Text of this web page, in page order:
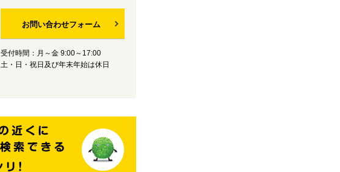
お問い合わせフォーム
受付時間：月～金 9:00～17:00
土・日・祝日及び年末年始は休日